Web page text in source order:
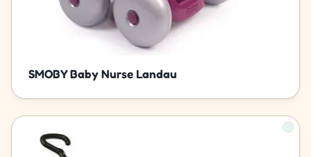
SMOBY Baby Nurse Landau